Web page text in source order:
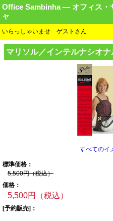
Office Sambinha ― オフィス・
ャ
いらっしゃいませ ゲストさん
マリソル／インテルナシオナ
すべてのイ
標準価格：
5,500円（税込）
価格：
5,500円（税込）
[予約販売]：